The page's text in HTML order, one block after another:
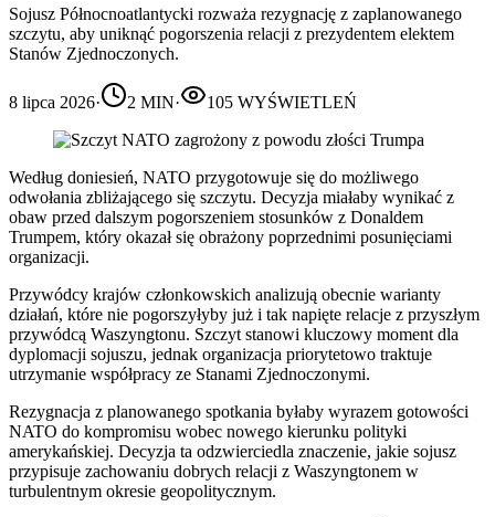
Sojusz Północnoatlantycki rozważa rezygnację z zaplanowanego
szczytu, aby uniknąć pogorszenia relacji z prezydentem elektem
Stanów Zjednoczonych.
8 lipca 2026· 2 MIN· 105 WYŚWIETLEŃ
Według doniesień, NATO przygotowuje się do możliwego
odwołania zbliżającego się szczytu. Decyzja miałaby wynikać z
obaw przed dalszym pogorszeniem stosunków z Donaldem
Trumpem, który okazał się obrażony poprzednimi posunięciami
organizacji.
Przywódcy krajów członkowskich analizują obecnie warianty
działań, które nie pogorszyłyby już i tak napięte relacje z przyszłym
przywódcą Waszyngtonu. Szczyt stanowi kluczowy moment dla
dyplomacji sojuszu, jednak organizacja priorytetowo traktuje
utrzymanie współpracy ze Stanami Zjednoczonymi.
Rezygnacja z planowanego spotkania byłaby wyrazem gotowości
NATO do kompromisu wobec nowego kierunku polityki
amerykańskiej. Decyzja ta odzwierciedla znaczenie, jakie sojusz
przypisuje zachowaniu dobrych relacji z Waszyngtonem w
turbulentnym okresie geopolitycznym.